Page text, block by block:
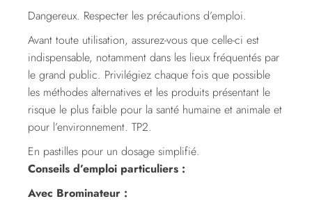
Dangereux. Respecter les précautions d’emploi.
Avant toute utilisation, assurez-vous que celle-ci est
indispensable, notamment dans les lieux fréquentés par
le grand public. Privilégiez chaque fois que possible
les méthodes alternatives et les produits présentant le
risque le plus faible pour la santé humaine et animale et
pour l’environnement. TP2.
En pastilles pour un dosage simplifié.
Conseils d’emploi particuliers :
Avec Brominateur :